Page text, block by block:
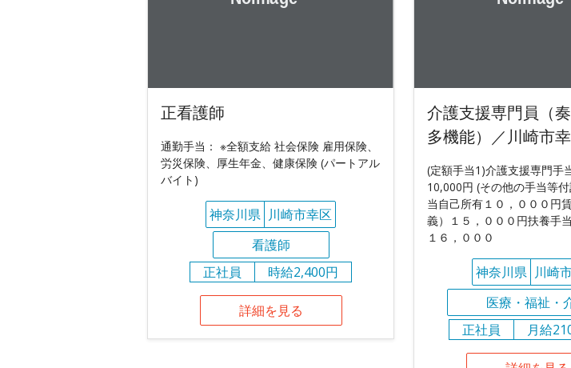
正看護師
通勤手当： ※全額支給 社会保険 雇用保険、
労災保険、厚生年金、健康保険 (パートアル
バイト)
神奈川県 川崎市幸区
看護師
正社員
時給2,400円
詳細を見る
介護支援専門員（
多機能）／川崎市
(定額手当1)介護支援専門手
10,000円 (その他の手当等
当自己所有１０，０００円
義）１５，０００円扶養手
１６，０００
神奈川県 川崎
医療・福祉・
正社員
月給